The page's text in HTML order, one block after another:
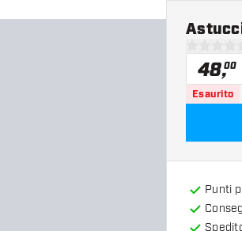
0 stelle di
48,00
Esaurito
Punti